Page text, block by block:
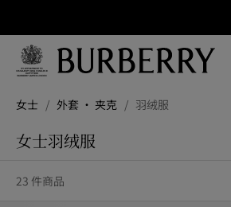
即时
掌握
品牌
系
广告
大片
计故
女士 / 外套 · 夹克 / 羽绒服
女士羽绒服
23 件商品